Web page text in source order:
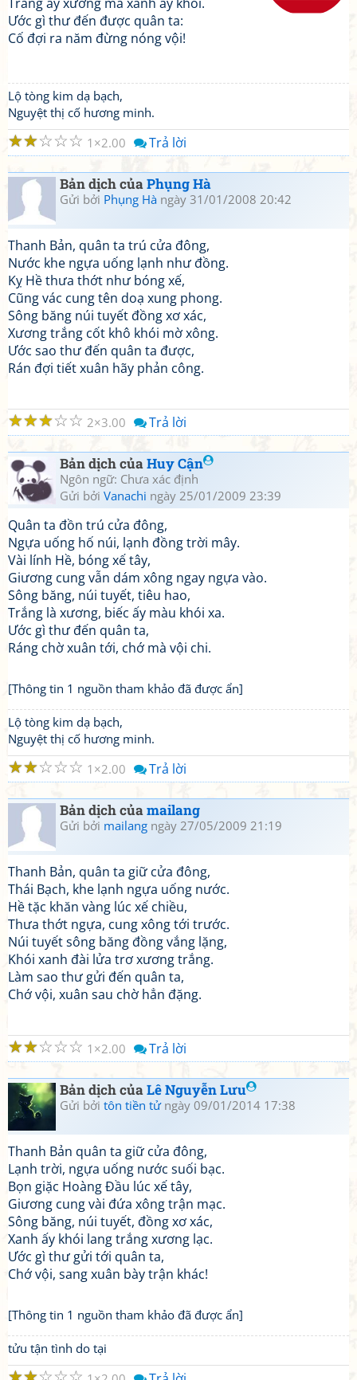
Ước gì thư đến được quân ta:
Cố đợi ra năm đừng nóng vội!
Lộ tòng kim dạ bạch,
Nguyệt thị cố hương minh.
☆
☆
☆
☆
☆ 1 2.00 Trả lời
Bản dịch củaPhụng Hà
Gửi bởi Phụng Hà ngày 31/01/2008 20:42
Thanh Bản, quân ta trú cửa đông,
Nước khe ngựa uống lạnh như đồng.
Kỵ Hề thưa thớt như bóng xế,
Cũng vác cung tên doạ xung phong.
Sông băng núi tuyết đồng xơ xác,
Xương trắng cốt khô khói mờ xông.
Ước sao thư đến quân ta được,
Rán đợi tiết xuân hãy phản công.
☆
☆
☆
☆
☆ 2 3.00 Trả lời
Bản dịch củaHuy Cận
Ngôn ngữ: Chưa xác định
Gửi bởi Vanachi ngày 25/01/2009 23:39
Quân ta đồn trú cửa đông,
Ngựa uống hố núi, lạnh đồng trời mây.
Vài lính Hề, bóng xế tây,
Giương cung vẫn dám xông ngay ngựa vào.
Sông băng, núi tuyết, tiêu hao,
Trắng là xương, biếc ấy màu khói xa.
Ước gì thư đến quân ta,
Ráng chờ xuân tới, chớ mà vội chi.
[Thông tin 1 nguồn tham khảo đã được ẩn]
Lộ tòng kim dạ bạch,
Nguyệt thị cố hương minh.
☆
☆
☆
☆
☆ 1 2.00 Trả lời
Bản dịch củamailang
Gửi bởi mailang ngày 27/05/2009 21:19
Thanh Bản, quân ta giữ cửa đông,
Thái Bạch, khe lạnh ngựa uống nước.
Hề tặc khăn vàng lúc xế chiều,
Thưa thớt ngựa, cung xông tới trước.
Núi tuyết sông băng đồng vắng lặng,
Khói xanh đài lửa trơ xương trắng.
Làm sao thư gửi đến quân ta,
Chớ vội, xuân sau chờ hẳn đặng.
☆
☆
☆
☆
☆ 1 2.00 Trả lời
Bản dịch củaLê Nguyễn Lưu
Gửi bởi tôn tiền tửngày 09/01/2014 17:38
Thanh Bản quân ta giữ cửa đông,
Lạnh trời, ngựa uống nước suối bạc.
Bọn giặc Hoàng Đầu lúc xế tây,
Giương cung vài đứa xông trận mạc.
Sông băng, núi tuyết, đồng xơ xác,
Xanh ấy khói lang trắng xương lạc.
Ước gì thư gửi tới quân ta,
Chớ vội, sang xuân bày trận khác!
[Thông tin 1 nguồn tham khảo đã được ẩn]
tửu tận tình do tại